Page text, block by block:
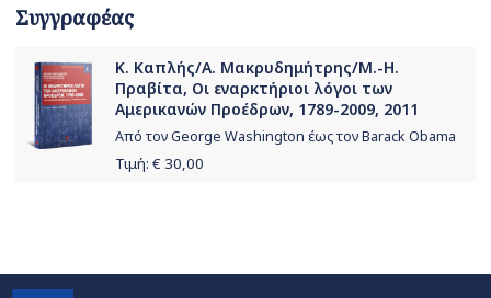
Συγγραφέας
Κ. Καπλής/Α. Μακρυδημήτρης/Μ.-Η.
Πραβίτα, Οι εναρκτήριοι λόγοι των
Αμερικανών Προέδρων, 1789-2009, 2011
Από τον George Washington έως τον Barack Obama
Τιμή: € 30,00